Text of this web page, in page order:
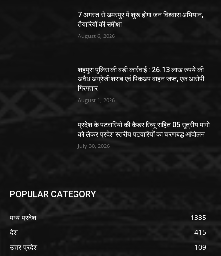
7 अगस्त से अमरपुर में शुरू होगा जन विश्वास अभियान,
तैयारियों की समीक्षा
August 6, 2026
शहपुरा पुलिस की बड़ी कार्रवाई : 26.13 लाख रुपये की
अवैध अंग्रेजी शराब एवं पिकअप वाहन जप्त, एक आरोपी
गिरफ्तार
August 1, 2026
प्रदेश के पटवारियों की कैडर रिव्यू सहित 05 सूत्रीय मांगो
को लेकर प्रदेश स्तरीय पटवारियों का चरणबद्ध आंदोलन
July 30, 2026
POPULAR CATEGORY
मध्य प्रदेश
1335
देश
415
उत्तर प्रदेश
109